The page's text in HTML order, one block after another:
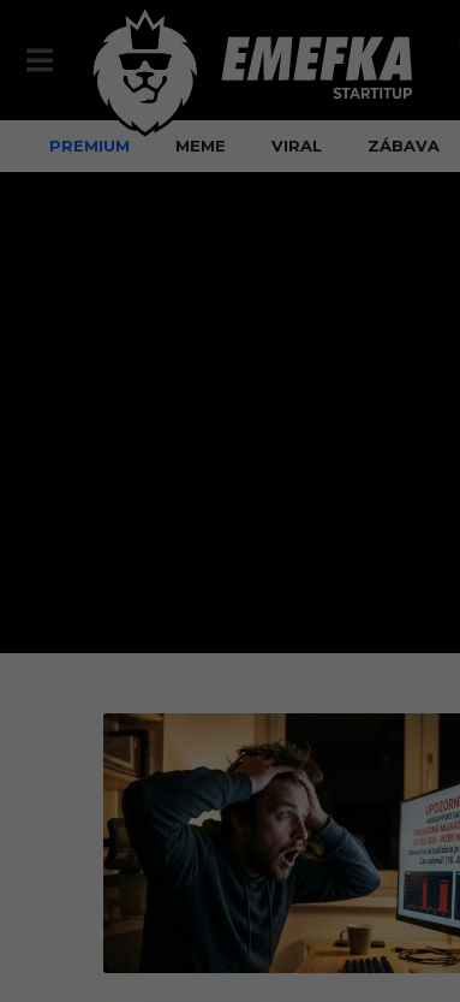
PREMIUM MEME VIRAL ZÁBAVA
w
e
b